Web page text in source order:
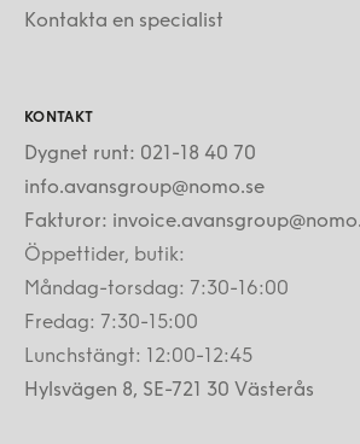
Kontakta en specialist
KONTAKT
Dygnet runt: 021-18 40 70
info.avansgroup@nomo.se
Fakturor:
Öppettider, butik:
Måndag-torsdag: 7:30-16:00
Fredag: 7:30-15:00
Lunchstängt: 12:00-12:45
Hylsvägen 8, SE-721 30 Västerås